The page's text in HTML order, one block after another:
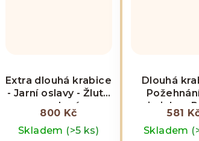
Extra dlouhá krabice
- Jarní oslavy - Žlutá
a zelená
800 Kč
Skladem (>5 ks)
Dlouhá
miminka -
581
Skladem